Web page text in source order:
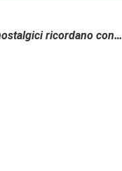
ricordano con…